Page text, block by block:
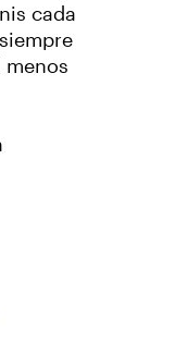
cada
menos